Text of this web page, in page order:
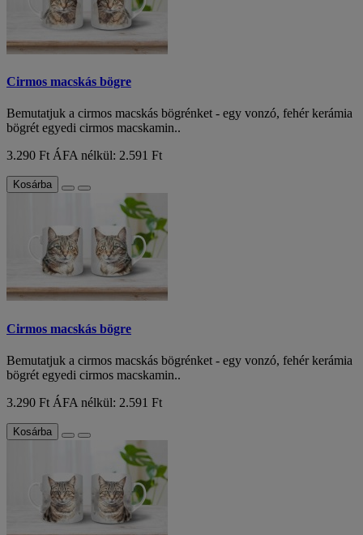
Cirmos macskás bögre
Bemutatjuk a cirmos macskás bögrénket - egy vonzó, fehér kerámia
bögrét egyedi cirmos macskamin..
3.290 Ft ÁFA nélkül: 2.591 Ft
Kosárba
Cirmos macskás bögre
Bemutatjuk a cirmos macskás bögrénket - egy vonzó, fehér kerámia
bögrét egyedi cirmos macskamin..
3.290 Ft ÁFA nélkül: 2.591 Ft
Kosárba